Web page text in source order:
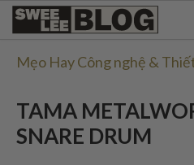
Singapore
Malaysia
Tiếng Việt
Swee
Blog
Mẹo Hay Công nghệ &
TAMA
SNARE DRUM